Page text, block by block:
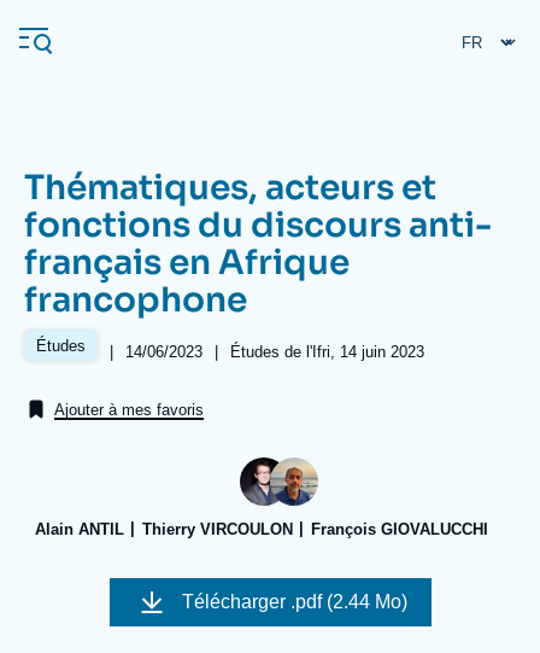
au
contenu
Navigation
principale
L'Ifri
Analyses
Nous soutenir
Thématiques, acteurs et
fonctions du discours anti-
français en Afrique
francophone
Études |
Date
publication
14/06/2023 | Références
Études de l'Ifri, 14 juin 2023
Ajouter à mes favoris
Alain ANTIL Thierry VIRCOULON François GIOVALUCCHI
Image
couverture
Télécharger .pdf (2.44 Mo)